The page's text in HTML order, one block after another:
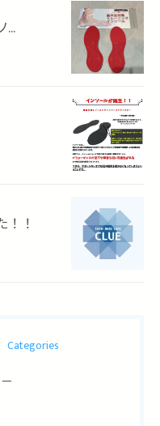
...
！
Categories